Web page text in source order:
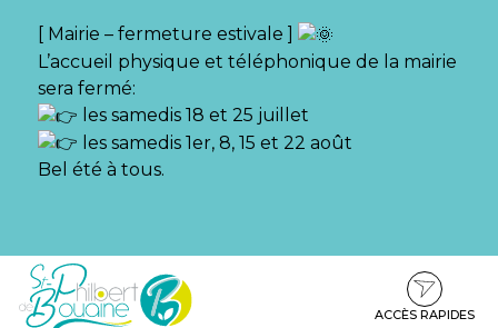
[ Mairie – fermeture estivale ]
L’accueil physique et téléphonique de la mairie
sera fermé:
les samedis 18 et 25 juillet
les samedis 1er, 8, 15 et 22 août
Bel été à tous.
Aller
Aller
contenu
Aller
pied
ACCÈS RAPIDES